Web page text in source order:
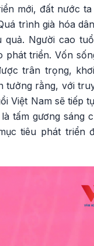
mới, đất nước
trình già hóa
Người cao
triển. Vốn
trân trọng,
tưởng rằng, với
Việt Nam sẽ tiếp
tấm gương sáng
tiêu phát triển